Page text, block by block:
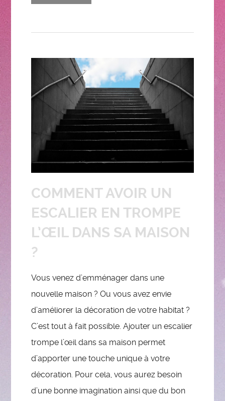
COMMENT AVOIR UN
ESCALIER EN TROMPE
L’ŒIL DANS SA MAISON
?
Vous venez d’emménager dans une
nouvelle maison ? Ou vous avez envie
d’améliorer la décoration de votre habitat ?
C’est tout à fait possible. Ajouter un escalier
trompe l’œil dans sa maison permet
d’apporter une touche unique à votre
décoration. Pour cela, vous aurez besoin
d’une bonne imagination ainsi que du bon